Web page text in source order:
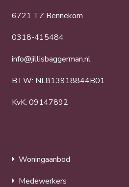
6721 TZ Bennekom
0318-415484
info@jillisbaggerman.nl
BTW: NL813918844B01
KvK: 09147892
Woningaanbod
Medewerkers